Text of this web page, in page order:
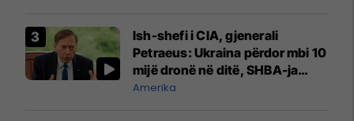
Ish-shefi i CIA, gjenerali
Petraeus: Ukraina përdor mbi 10
mijë dronë në ditë, SHBA-ja
mbetet shumë prapa në
Amerika